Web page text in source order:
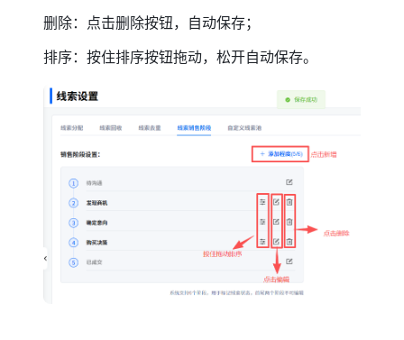
删除：点击删除按钮，自动保存；
排序：按住排序按钮拖动，松开自动保存。